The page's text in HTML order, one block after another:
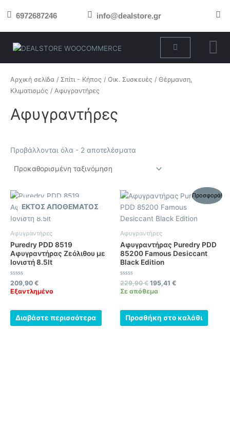
στο 6972687246 info@dealstore.gr
Cart
Αρχική σελίδα / Σπίτι - Κήπος / Οικ. Συσκευές / Θέρμανση,
Κλιματισμός / Αφυγραντήρες
Αφυγραντήρες
Προβάλλονται όλα - 2 αποτελέσματα
ΕΚΤΌΣ ΑΠΟΘΈΜΑΤΟΣ
Αφυγραντήρες
Puredry PDD 8519
Αφυγραντήρας Ζεόλιθου με
Ιονιστή 8.5lt
Βαθμολογήθηκε
με
0
209,90 €
Εξαντλημένο
Διαβάστε περισσότερα
Προσφορά!
Αφυγραντήρες
Αφυγραντήρας Puredry PDD
85200 Famous Desiccant
Black Edition
Βαθμολογήθηκε
με
0
229,90€
Original
price
was:
229,90 €.
195,41 €
Η
τρέχουσα
τιμή
είναι:
Σε απόθεμα
Προσθήκη στο καλάθι